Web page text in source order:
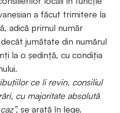
a făcut trimitere la
adică primul număr
jumătate din numărul
la o ședință, cu condiția
ce îi revin, consiliul
cu majoritate absolută
se arată în lege.